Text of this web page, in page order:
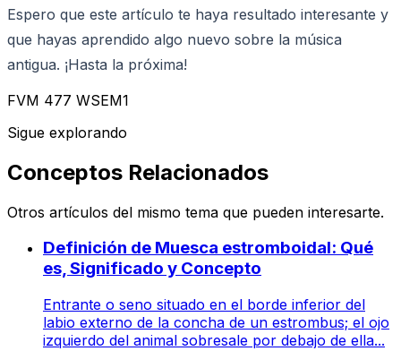
Espero que este artículo te haya resultado interesante y
que hayas aprendido algo nuevo sobre la música
antigua. ¡Hasta la próxima!
FVM 477 WSEM1
Sigue explorando
Conceptos Relacionados
Otros artículos del mismo tema que pueden interesarte.
Definición de Muesca estromboidal: Qué
es, Significado y Concepto
Entrante o seno situado en el borde inferior del
labio externo de la concha de un estrombus; el ojo
izquierdo del animal sobresale por debajo de ella...